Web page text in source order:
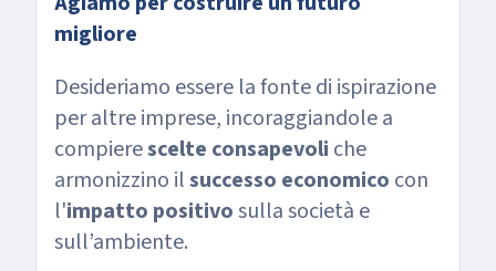
migliore
Desideriamo essere la fonte di ispirazione
per altre imprese, incoraggiandole a
compierescelte consapevoli che
armonizzino ilsuccesso economico con
l'impatto positivosulla società e
sull’ambiente.